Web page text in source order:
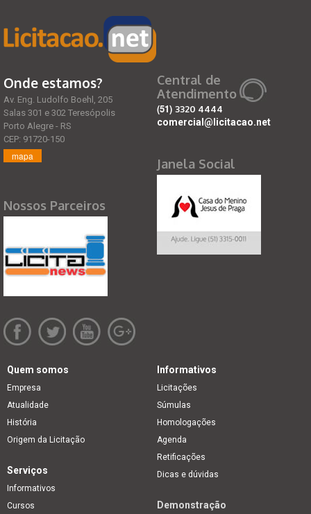
Onde estamos?
Av. Eng. Ludolfo Boehl, 205
Salas 301 e 302 Teresópolis
Porto Alegre - RS
CEP: 91720-150
mapa
Nossos Parceiros
Central de
Atendimento
(51) 3320 4444
comercial@licitacao.net
Janela Social
Quem somos
Empresa
Atualidade
História
Origem da Licitação
Informativos
Licitações
Súmulas
Homologações
Agenda
Retificações
Dicas e dúvidas
Serviços
Informativos
Cursos
Demonstração